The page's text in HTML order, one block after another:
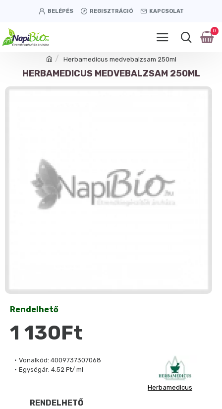
BELÉPÉS REGISZTRÁCIÓ KAPCSOLAT
0
Herbamedicus medvebalzsam 250ml
HERBAMEDICUS MEDVEBALZSAM 250ML
Vonalkód: 4009737307068
Egységár: 4.52 Ft/ ml
Herbamedicus
Rendelhető
1 130Ft
RENDELHETŐ